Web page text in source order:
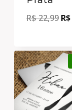
R$22,99 R$